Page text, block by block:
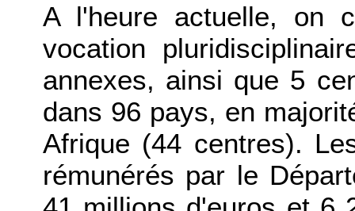
A l'heure actuelle, on
vocation
annexes, ainsi que 5
dans 96 pays, en
Afrique (44 centres).
rémunérés par le